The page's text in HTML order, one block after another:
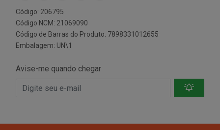
Código: 206795
Código NCM: 21069090
Código de Barras do Produto: 7898331012655
Embalagem: UN\1
Avise-me quando chegar